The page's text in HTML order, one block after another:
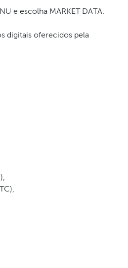
e escolha MARKET DATA.
digitais oferecidos pela